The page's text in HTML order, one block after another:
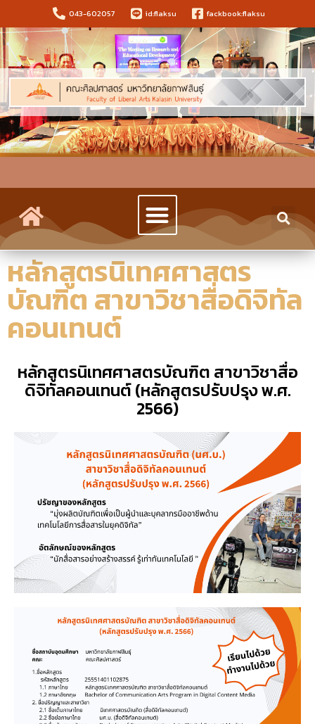
043-602057 id:flaksu fackbook:flaksu
หลักสูตรนิเทศศาสตร
บัณฑิต สาขาวิชาสื่อดิจิทัล
คอนเทนต์
หลักสูตรนิเทศศาสตรบัณฑิต สาขาวิชาสื่อ
ดิจิทัลคอนเทนต์ (หลักสูตรปรับปรุง พ.ศ.
2566)